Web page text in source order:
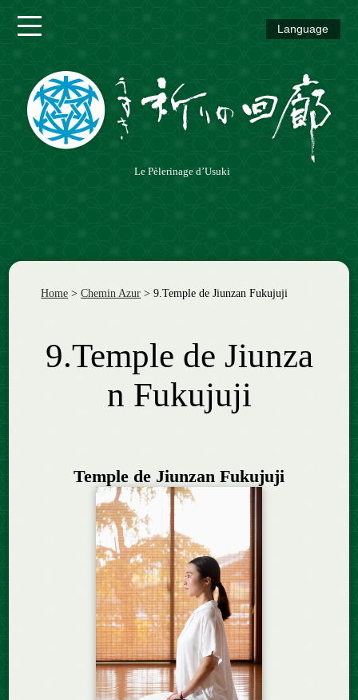
Vermeil
Chemin
Azur
Language
Le Pèlerinage d’Usuki
Home >Chemin Azur >9.Temple de Jiunzan Fukujuji
9.Temple de Jiunza
n Fukujuji
Temple de Jiunzan Fukujuji